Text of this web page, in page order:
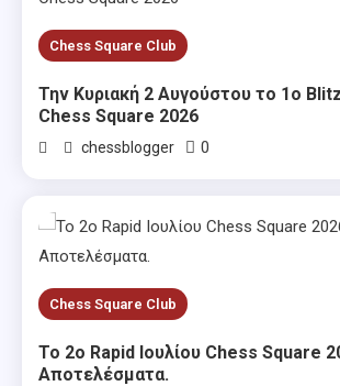
Chess Square Club
Την Κυριακή 2 Αυγούστου το 1ο
Chess Square 2026
chessblogger 0
Chess Square Club
Το 2ο Rapid Ιουλίου Chess Square
Αποτελέσματα.